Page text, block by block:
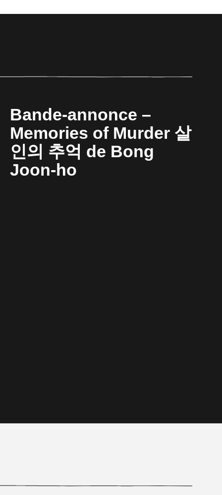
Bande-annonce –
Memories of Murder 살
인의 추억 de Bong
Joon-ho